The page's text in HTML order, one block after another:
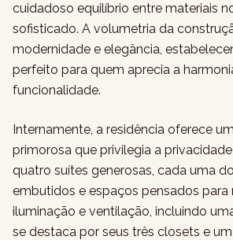
cuidadoso equilíbrio entre materiais
sofisticado. A volumetria da
modernidade e elegância,
perfeito para quem aprecia a
funcionalidade.
Internamente, a residência oferece
primorosa que privilegia a
quatro suítes generosas, cada uma
embutidos e espaços pensados para
iluminação e ventilação, incluindo
se destaca por seus três closets e